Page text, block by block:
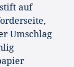
auf
Umschlag